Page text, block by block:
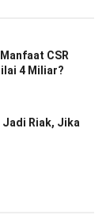
CSR
4 Miliar?
Jadi Riak, Jika